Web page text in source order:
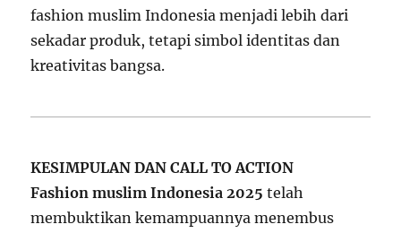
fashion muslim Indonesia menjadi lebih dari
sekadar produk, tetapi simbol identitas dan
kreativitas bangsa.
KESIMPULAN DAN CALL TO ACTION
Fashion muslim Indonesia 2025 telah
membuktikan kemampuannya menembus